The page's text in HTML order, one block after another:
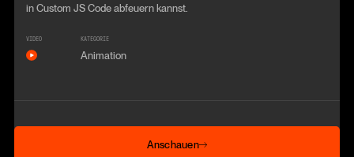
in Custom JS Code abfeuern kannst.
VIDEO KATEGORIE
Animation
Anschauen
Anschauen